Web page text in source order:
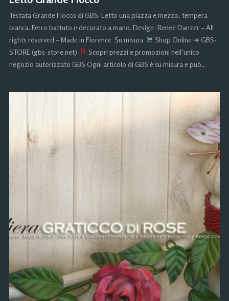
Testata Grande Fiocco di GBS. Letto una piazza e mezzo, tempera
bianca. Ferro battuto e decorato a mano. Design: Renee Danzer – All
rights reserved – Made in Florence Su misura
Shop Online ➜ GBS-
STORE (gbs-store.net)
Scopri prezzi e promozioni nell’unico
negozio autorizzato GBS Ogni articolo di GBS è su misura e può…